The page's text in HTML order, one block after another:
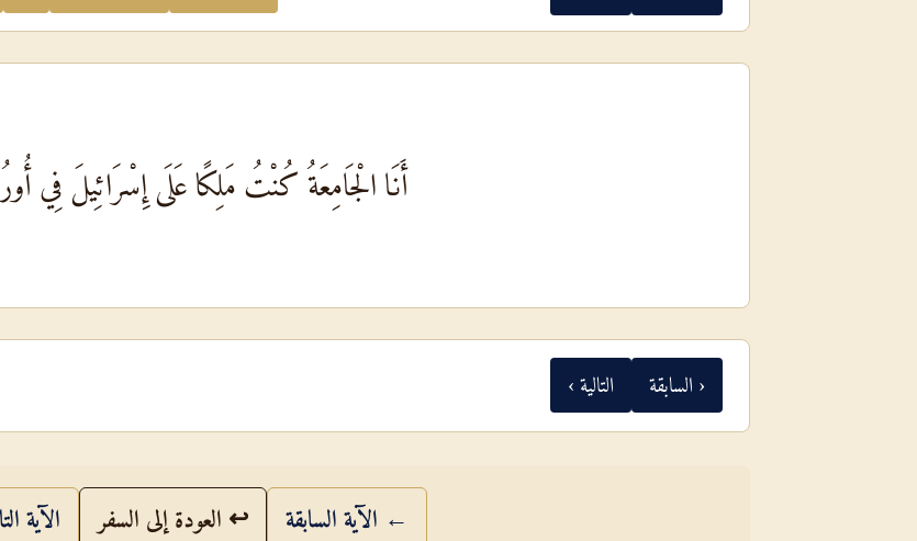
أَنَا الْجَامِعَةُ كُنْتُ مَلِكًا عَلَى إِسْرَائِيلَ فِي
‹ السابقة التالية ›
← الآية السابقة ↩ العودة إلى السفر الآية